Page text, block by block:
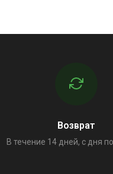
Возврат
В течение 14 дней, с дня